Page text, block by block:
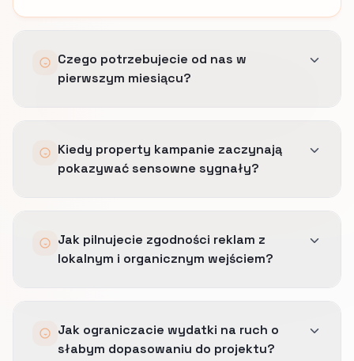
Czego potrzebujecie od nas w
pierwszym miesiącu?
sygnałów marży, materiałów dowodowych i
jasności, które zapytania mają trafić od razu do
Kiedy property kampanie zaczynają
pokazywać sensowne sygnały?
landingów i remarketingu.
Jak pilnujecie zgodności reklam z
lokalnym i organicznym wejściem?
tę samą prawdę o projekcie, lokalnym
kontekście i dowodzie, również takim jak
Jak ograniczacie wydatki na ruch o
słabym dopasowaniu do projektu?